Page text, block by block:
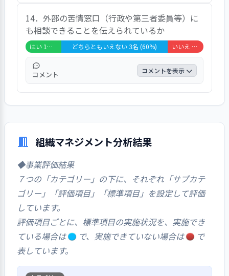
「はい」が４０．０％、「どちらともいえな
い」が６０．０％であった。自由意見では、
「トイレでコールを押すことが多いですが、
すぐ来てくれます」、「不満などがあれば言
います」、「もっとリハビリがしたい」とい
う声が聞かれた。
14．外部の苦情窓口（行政や第三者委員等）に
も相談できることを伝えられているか
はい 1名 (20%) どちらともいえない 3名 (60%) いいえ 1名 (20%)
コメント コメントを表示
「はい」が２０．０％、「どちらともいえな
い」が６０．０％、「いいえ」が２０．０％
であった。自由意見では、「聞いたような気
組織マネジメント分析結果
◆事業評価結果
７つの「カテゴリー」の下に、それぞれ「サブカテ
ゴリー」「評価項目」「標準項目」を設定して評価
しています。
評価項目ごとに、標準項目の実施状況を、実施でき
ている場合は
で、実施できていない場合は
で
表しています。